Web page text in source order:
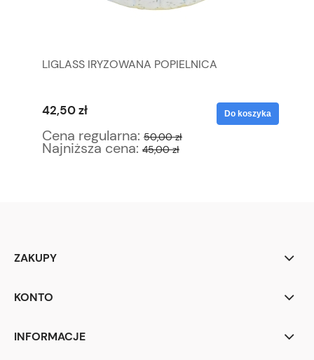
LIGLASS IRYZOWANA POPIELNICA
42,50 zł
Cena regularna: 50,00 zł
Najniższa cena: 45,00 zł
Do koszyka
ZAKUPY
KONTO
INFORMACJE